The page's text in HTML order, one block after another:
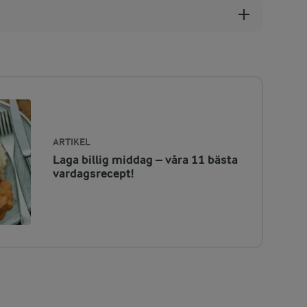
ARTIKEL
Laga billig middag – våra 11 bästa
vardagsrecept!